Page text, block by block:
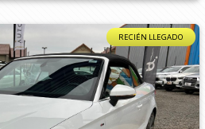
RECIÉN LLEGADO